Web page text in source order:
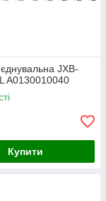
JXB-
A0130010040
Купити